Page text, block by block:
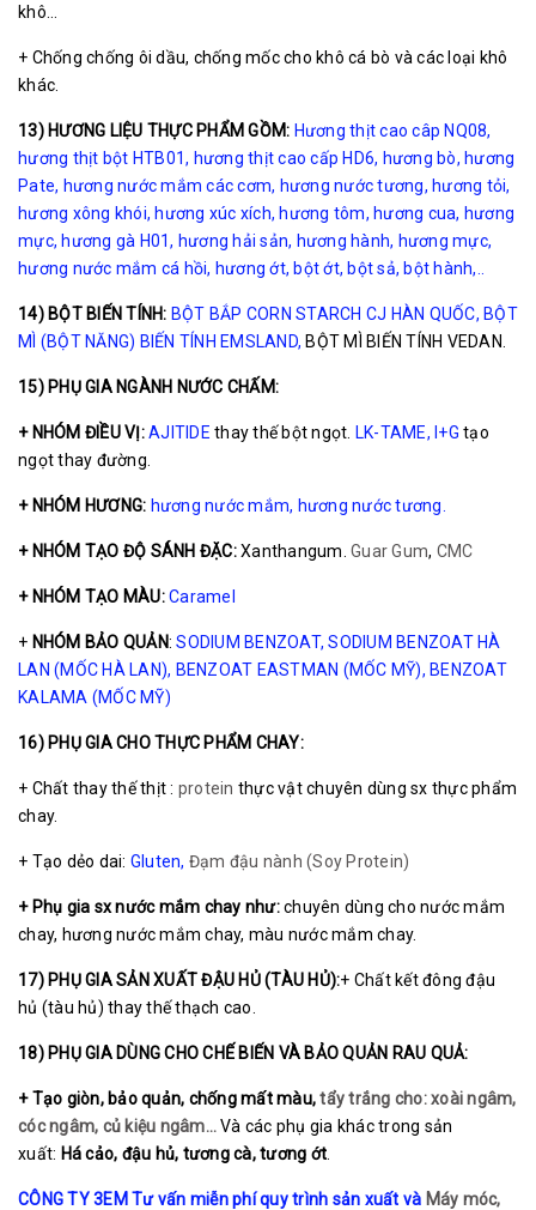
khô…
+ Chống chống ôi dầu, chống mốc cho khô cá bò và các loại khô
khác.
13) HƯƠNG LIỆU THỰC PHẨM GỒM: Hương thịt cao câp NQ08,
hương thịt bột HTB01, hương thịt cao cấp HD6, hương bò, hương
Pate, hương nước mắm các cơm, hương nước tương, hương tỏi,
hương xông khói,hương xúc xích,hương tôm, hương cua, hương
mực,hương gà H01, hương hải sản, hương hành, hương mực,
hương nước mắm cá hồi, hương ớt,bột ớt,bột sả,bột hành,..
14) BỘT BIẾN TÍNH: BỘT BẮP CORN STARCH CJ HÀN QUỐC, BỘT
MÌ (BỘT NĂNG) BIẾN TÍNH EMSLAND, BỘT MÌ BIẾN TÍNH VEDAN.
15) PHỤ GIA NGÀNH NƯỚC CHẤM:
+ NHÓM ĐIỀU VỊ: AJITIDE thay thế bột ngọt. LK-TAME, I+G tạo
ngọt thay đường.
+ NHÓM HƯƠNG: hương nước mắm, hương nước tương
+ NHÓM TẠO ĐỘ SÁNH ĐẶC:Xanthangum. Guar Gum, CMC
+ NHÓM TẠO MÀU: Caramel
+ NHÓM BẢO QUẢN:SODIUM BENZOAT,SODIUM BENZOAT HÀ
LAN (MỐC HÀ LAN), BENZOAT EASTMAN (MỐC MỸ), BENZOAT
KALAMA (MỐC MỸ)
16) PHỤ GIA CHO THỰC PHẨM CHAY:
+ Chất thay thế thịt : protein thực vật chuyên dùng sx thực phẩm
chay.
+ Tạo dẻo dai: Gluten, Đạm đậu nành (Soy Protein)
+ Phụ gia sx nước mắm chay như:chuyên dùng cho nước mắm
chay, hương nước mắm chay, màu nước mắm chay.
17) PHỤ GIA SẢN XUẤT ĐẬU HỦ (TÀU HỦ):+ Chất kết đông đậu
hủ (tàu hủ) thay thế thạch cao.
18) PHỤ GIA DÙNG CHO CHẾ BIẾN VÀ BẢO QUẢN RAU QUẢ:
+ Tạo giòn, bảo quản, chống mất màu,tẩy trắng cho: xoài ngâm,
cóc ngâm, củ kiệu ngâm… Và các phụ gia khác trong sản
xuất: Há cảo, đậu hủ, tương cà, tương ớt
CÔNG TY 3EM Tư vấn miễn phí quy trình sản xuất và Máy móc,